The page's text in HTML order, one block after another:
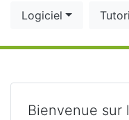
Logiciel
Bienvenue sur